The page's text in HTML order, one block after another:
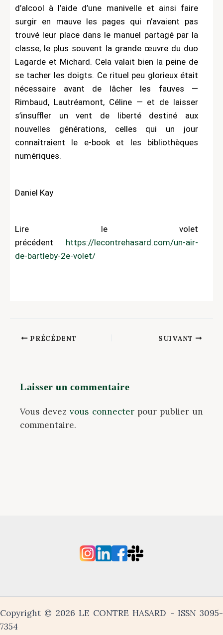
d’alcool à l’aide d’une manivelle et ainsi faire
surgir en mauve les pages qui n’avaient pas
trouvé leur place dans le manuel partagé par la
classe, le plus souvent la grande œuvre du duo
Lagarde et Michard. Cela valait bien la peine de
se tacher les doigts. Ce rituel peu glorieux était
nécessaire avant de lâcher les fauves —
Rimbaud, Lautréamont, Céline — et de laisser
s’insuffler un vent de liberté destiné aux
nouvelles générations, celles qui un jour
connaîtraient le e-book et les bibliothèques
numériques.
Daniel Kay
Lire le volet
précédent https://lecontrehasard.com/un-air-
de-bartleby-2e-volet/
PRÉCÉDENT SUIVANT
Laisser un commentaire
Vous devezvous connecterpour publier un
commentaire.
Copyright © 2026 LE CONTRE HASARD - ISSN 3095-
7354